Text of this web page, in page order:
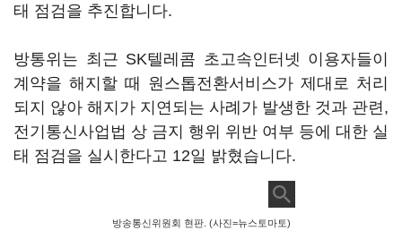
태 점검을 추진합니다.
방통위는 최근 SK텔레콤 초고속인터넷 이용자들이
계약을 해지할 때 원스톱전환서비스가 제대로 처리
되지 않아 해지가 지연되는 사례가 발생한 것과 관련,
전기통신사업법 상 금지 행위 위반 여부 등에 대한 실
태 점검을 실시한다고 12일 밝혔습니다.
방송통신위원회 현판. (사진=뉴스토마토)